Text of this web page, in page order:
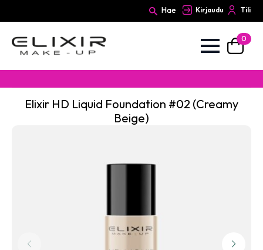
Hae Kirjaudu Tili
0
Elixir HD Liquid Foundation #02 (Creamy
Beige)